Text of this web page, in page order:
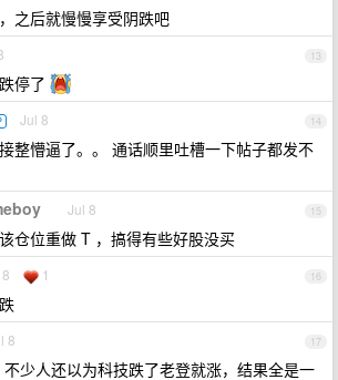
之后就慢慢享受阴跌吧
13
停了
14
Jul 8
整懵逼了。。 通话顺里吐槽一下帖子都发不
15
Jul 8
仓位重做 T ，搞得有些好股没买
16
1
17
8
不少人还以为科技跌了老登就涨，结果全是一